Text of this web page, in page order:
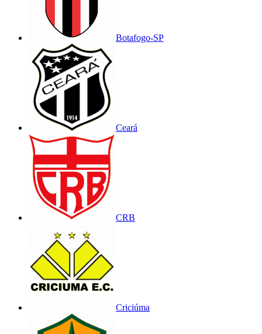
Botafogo-SP
Ceará
CRB
Criciúma